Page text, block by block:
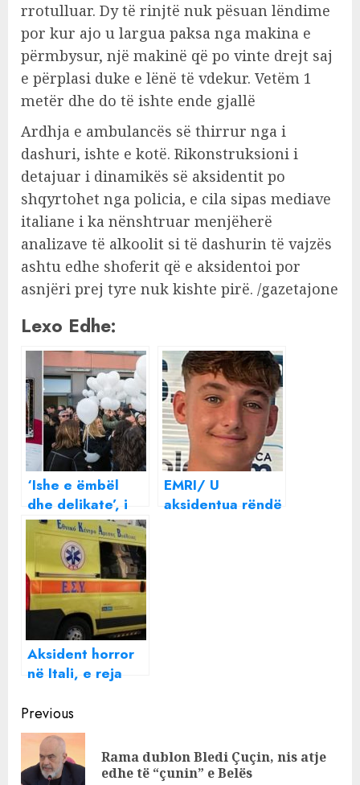
rrotulluar. Dy të rinjtë nuk pësuan lëndime
por kur ajo u largua paksa nga makina e
përmbysur, një makinë që po vinte drejt saj
e përplasi duke e lënë të vdekur. Vetëm 1
metër dhe do të ishte ende gjallë
Ardhja e ambulancës së thirrur nga i
dashuri, ishte e kotë. Rikonstruksioni i
detajuar i dinamikës së aksidentit po
shqyrtohet nga policia, e cila sipas mediave
italiane i ka nënshtruar menjëherë
analizave të alkoolit si të dashurin të vajzës
ashtu edhe shoferit që e aksidentoi por
asnjëri prej tyre nuk kishte pirë. /gazetajone
Lexo Edhe:
‘Ishe e ëmbël
dhe delikate’, i
jepet lamtumira e
fundit 19-
vjeçares
shqiptare që vdiq
në aksidentin
tragjik në Itali
EMRI/ U
aksidentua rëndë
Aksident horror
në Itali, e reja
jetën pasi
makineria i zë
kokën (Emri)
Continue
Reading
Previous
Rama dublon Bledi Çuçin, nis atje
edhe të “çunin” e Belës